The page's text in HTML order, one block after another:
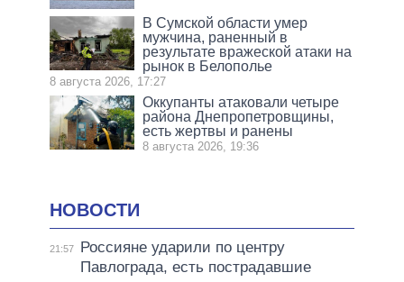
В Сумской области умер
мужчина, раненный в
результате вражеской атаки на
рынок в Белополье
8 августа 2026, 17:27
Оккупанты атаковали четыре
района Днепропетровщины,
есть жертвы и ранены
8 августа 2026, 19:36
НОВОСТИ
21:57
Россияне ударили по центру
Павлограда, есть пострадавшие